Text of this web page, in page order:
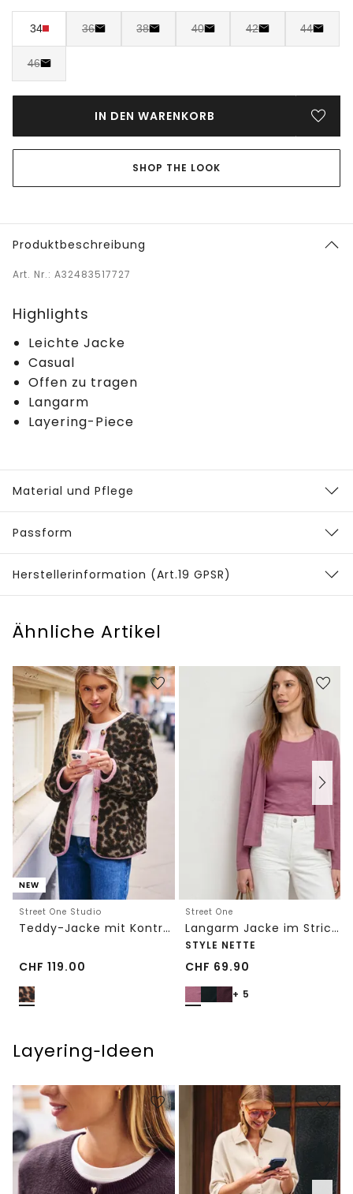
34 36 38 40 42 44
46
IN DEN WARENKORB
SHOP THE LOOK
Produktbeschreibung
Art. Nr.: A32483517727
Highlights
Leichte Jacke
Casual
Offen zu tragen
Langarm
Layering-Piece
Material und Pflege
Passform
Herstellerinformation (Art.19 GPSR)
Ähnliche Artikel
NEW
Street One Studio
Teddy-Jacke mit Kontrastdetail
CHF 119.00
Street One
Langarm Jacke im Strick-Look
STYLE NETTE
CHF 69.90
+ 5
Layering‑Ideen